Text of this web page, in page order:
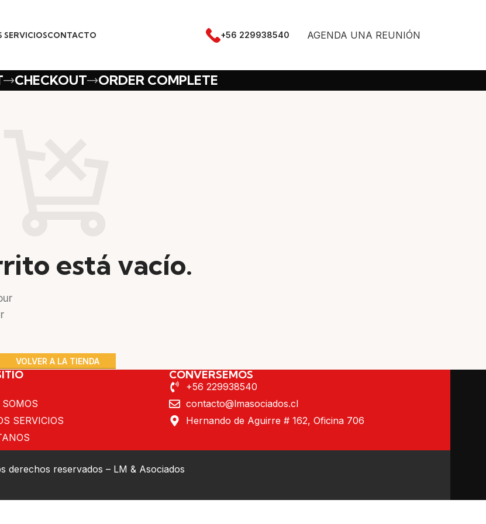
SERVICIOSCONTACTO +56 229938540 AGENDA UNA REUNIÓN
CHECKOUT ORDER COMPLETE
está vacío.
VOLVER A LA TIENDA
SERVICIOS
CONVERSEMOS
+56 229938540
contacto@lmasociados.cl
Hernando de Aguirre # 162, Oficina 706
derechos reservados – LM & Asociados